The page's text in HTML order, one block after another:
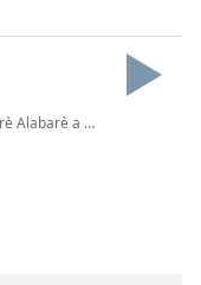
Tan Grande Como Tu